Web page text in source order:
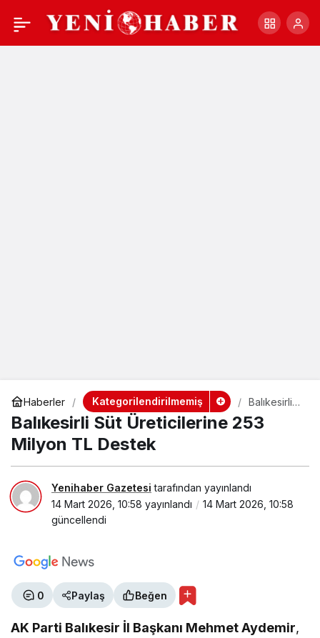
Haberler Kategorilendirilmemiş
Balıkesirli
Süt
Üreticilerin
Balıkesirli Süt Üreticilerine 253
Milyon TL Destek
Yenihaber Gazetesi tarafından yayınlandı
14 Mart 2026, 10:58 yayınlandı
14 Mart 2026, 10:58
güncellendi
0 Paylaş Beğen
AK Parti Balıkesir İl Başkanı Mehmet Aydemir,
HAKAN KESKİN + - Paylaş